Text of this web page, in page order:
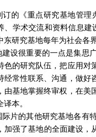
订的《重点研究基地管理
、学术交流和资料信息建
东研究基地每年为社会各
建设很重要的一点是集思
色的研究队伍，把应用对
经常性联系、沟通，做好
由基地掌握终审权，在
本。
际片的其他研究基地各有
加强了基地的全面建设，